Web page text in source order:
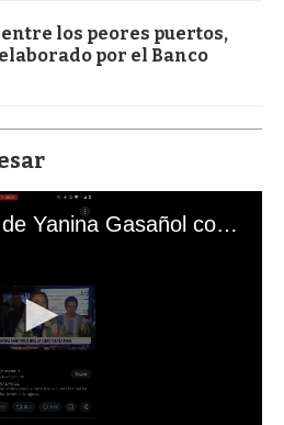
los peores puertos,
por el Banco
El mal momento de Yanina Gasañol con un hincha argentino en "Subrayado"